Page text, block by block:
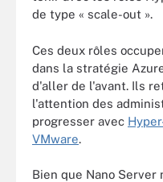
de type « scale-out ».
Ces deux rôles
dans la stratégie
d'aller de l'avant. Ils
l'attention des
progresser avec
VMware.
Bien que Nano Server